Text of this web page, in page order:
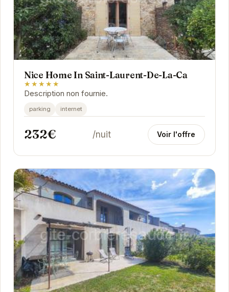
Nice Home In Saint-Laurent-De-La-Ca
★★★★★
Description non fournie.
parking internet
232€ /nuit Voir l'offre